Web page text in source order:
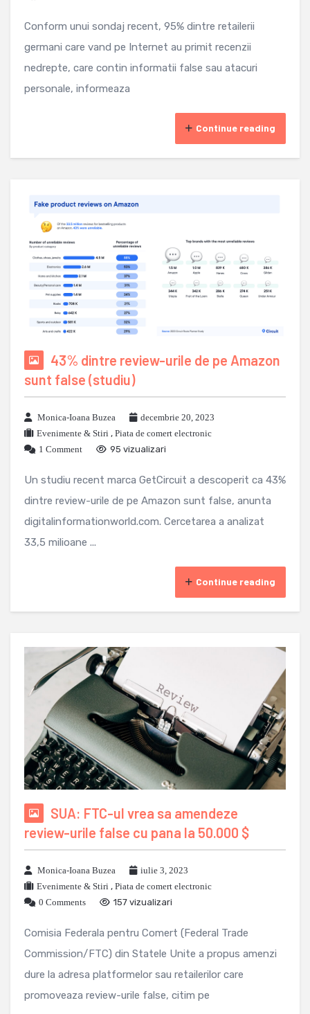
Conform unui sondaj recent, 95% dintre retailerii
germani care vand pe Internet au primit recenzii
nedrepte, care contin informatii false sau atacuri
personale, informeaza
Continue reading
43% dintre review-urile de pe Amazon
sunt false (studiu)
Monica-Ioana Buzea
decembrie 20, 2023
Evenimente & Stiri , Piata de comert electronic
1 Comment
95 vizualizari
Un studiu recent marca GetCircuit a descoperit ca 43%
dintre review-urile de pe Amazon sunt false, anunta
digitalinformationworld.com. Cercetarea a analizat
33,5 milioane ...
Continue reading
SUA: FTC-ul vrea sa amendeze
review-urile false cu pana la 50.000 $
Monica-Ioana Buzea
iulie 3, 2023
Evenimente & Stiri , Piata de comert electronic
0 Comments
157 vizualizari
Comisia Federala pentru Comert (Federal Trade
Commission/FTC) din Statele Unite a propus amenzi
dure la adresa platformelor sau retailerilor care
promoveaza review-urile false, citim pe